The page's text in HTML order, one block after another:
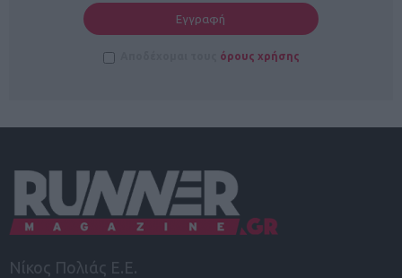
όρους χρήσης
Νίκος Πολιάς Ε.Ε.